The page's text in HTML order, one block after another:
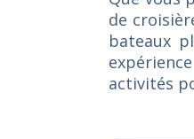
de
bateaux
activités